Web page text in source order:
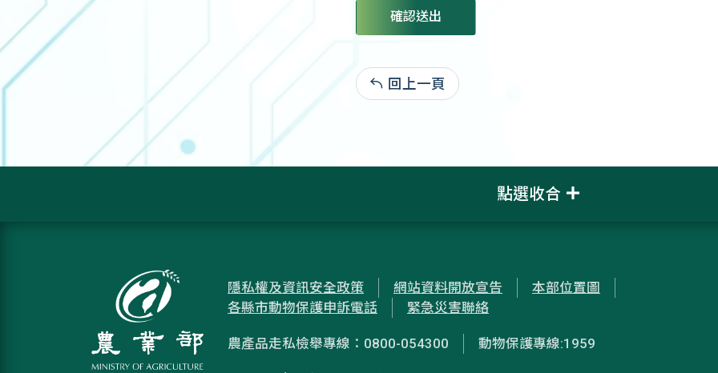
確認送出
回上一頁
點選收合
隱私權及資訊安全政策 網站資料開放宣告
本部位置圖
各縣市動物保護申訴電話
緊急災害聯絡
農產品走私檢舉專線：0800-054300 動物保護專線:1959